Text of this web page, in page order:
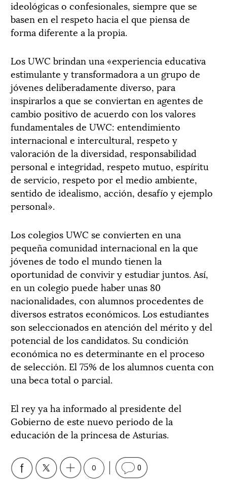
ideológicas o confesionales, siempre que se
basen en el respeto hacia el que piensa de
forma diferente a la propia.
Los UWC brindan una «experiencia educativa
estimulante y transformadora a un grupo de
jóvenes deliberadamente diverso, para
inspirarlos a que se conviertan en agentes de
cambio positivo de acuerdo con los valores
fundamentales de UWC: entendimiento
internacional e intercultural, respeto y
valoración de la diversidad, responsabilidad
personal e integridad, respeto mutuo, espíritu
de servicio, respeto por el medio ambiente,
sentido de idealismo, acción, desafío y ejemplo
personal».
Los colegios UWC se convierten en una
pequeña comunidad internacional en la que
jóvenes de todo el mundo tienen la
oportunidad de convivir y estudiar juntos. Así,
en un colegio puede haber unas 80
nacionalidades, con alumnos procedentes de
diversos estratos económicos. Los estudiantes
son seleccionados en atención del mérito y del
potencial de los candidatos. Su condición
económica no es determinante en el proceso
de selección. El 75% de los alumnos cuenta con
una beca total o parcial.
El rey ya ha informado al presidente del
Gobierno de este nuevo periodo de la
educación de la princesa de Asturias.
0 0